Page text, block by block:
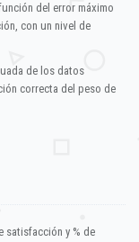
del error máximo
con un nivel de
de los datos
correcta del peso de
satisfacción y % de